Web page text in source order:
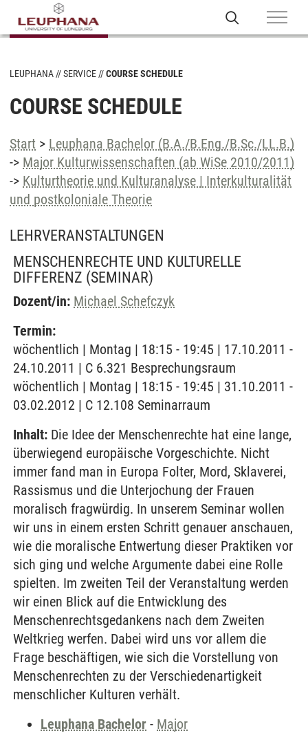
LEUPHANA SERVICE COURSE SCHEDULE
COURSE SCHEDULE
Start > Leuphana Bachelor (B.A./B.Eng./B.Sc./LL.B.)
-> Major Kulturwissenschaften (ab WiSe 2010/2011)
-> Kulturtheorie und Kulturanalyse | Interkulturalität
und postkoloniale Theorie
LEHRVERANSTALTUNGEN
MENSCHENRECHTE UND KULTURELLE
DIFFERENZ (SEMINAR)
Dozent/in: Michael Schefczyk
Termin:
wöchentlich | Montag | 18:15 - 19:45 | 17.10.2011 -
24.10.2011 | C 6.321 Besprechungsraum
wöchentlich | Montag | 18:15 - 19:45 | 31.10.2011 -
03.02.2012 | C 12.108 Seminarraum
Inhalt: Die Idee der Menschenrechte hat eine lange,
überwiegend europäische Vorgeschichte. Nicht
immer fand man in Europa Folter, Mord, Sklaverei,
Rassismus und die Unterjochung der Frauen
moralisch fragwürdig. In unserem Seminar wollen
wir uns in einem ersten Schritt genauer anschauen,
wie die moralische Entwertung dieser Praktiken vor
sich ging und welche Argumente dabei eine Rolle
spielten. Im zweiten Teil der Veranstaltung werden
wir einen Blick auf die Entwicklung des
Menschenrechtsgedankens nach dem Zweiten
Weltkrieg werfen. Dabei wird uns vor allem die
Frage beschäftigen, wie sich die Vorstellung von
Menschenrechten zu der Verschiedenartigkeit
menschlicher Kulturen verhält.
Leuphana Bachelor - Major